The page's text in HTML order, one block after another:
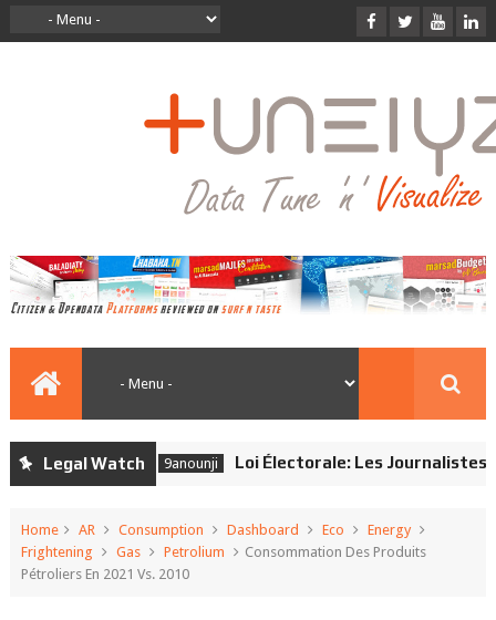
Legal Watch9anounji Loi Électorale: Les Journalistes Ne
Home AR Consumption Dashboard Eco
Energy
Frightening
Gas Petrolium
Consommation Des Produits
Pétroliers En 2021 Vs. 2010